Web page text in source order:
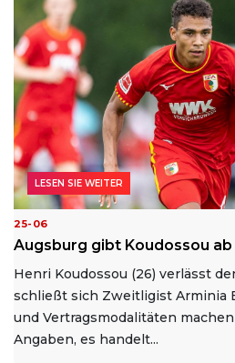
25-06
Augsburg gibt Koudossou ab
Henri Koudossou (26) verlässt
schließt sich Zweitligist Arminia
und Vertragsmodalitäten
Angaben, es handelt...
LESEN SIE WEITER